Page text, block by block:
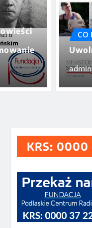
czyli
0
CO
admin
KRS: 0000